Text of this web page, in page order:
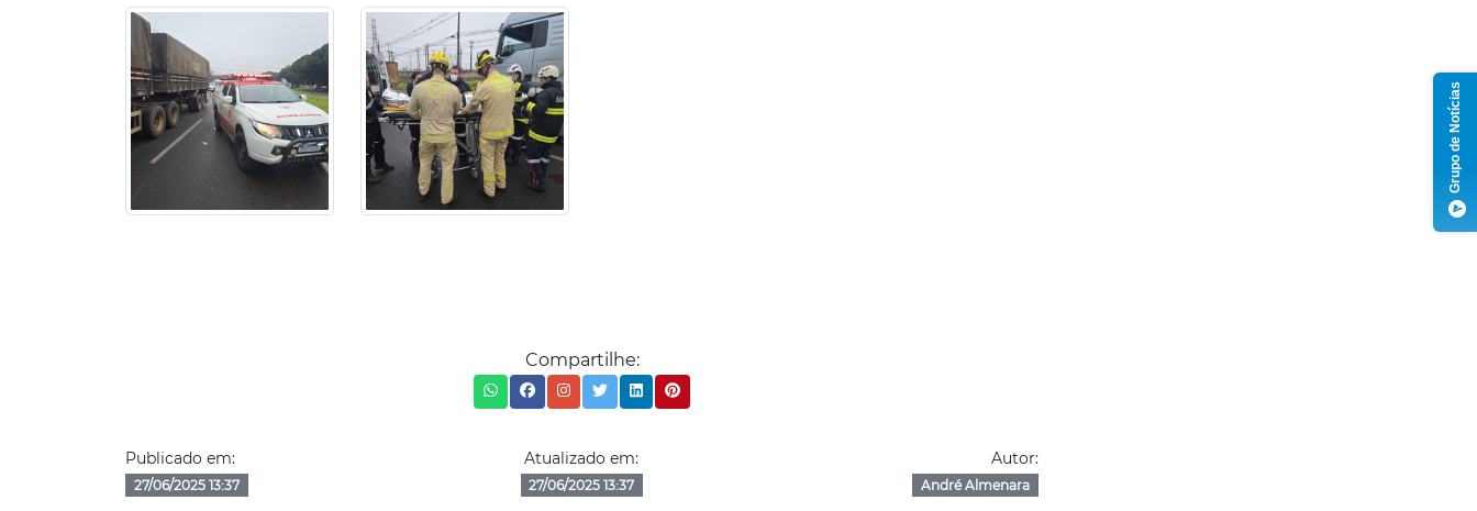
Compartilhe:
Publicado em:
27/06/2025 13:37
Atualizado em:
27/06/2025 13:37
Autor:
André Almenara
Grupo de Notícias